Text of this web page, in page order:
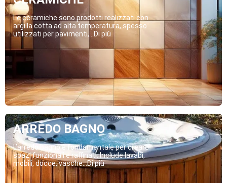
Le ceramiche sono prodotti realizzati con
argilla cotta ad alta temperatura, spesso
utilizzati per pavimenti,...Di più
ARREDO BAGNO
L’arredo bagno è fondamentale per creare
spazi funzionali e raffinati. Include lavabi,
mobili, docce, vasche...Di più